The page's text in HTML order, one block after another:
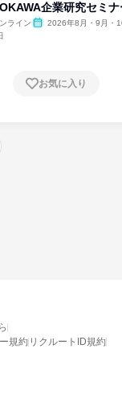
企業研究セミナ
ライン
2026年8月・9月・
お気に入り
細案内を
規約 リクルートID規約